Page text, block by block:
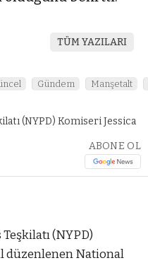
TÜM YAZILARI
Gündem
Manşetalt
ABONE OL
(NYPD)
düzenlenen National